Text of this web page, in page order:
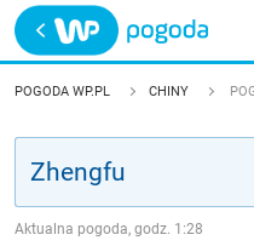
Trwa ładowanie
POLSKA
POGODA WP.PL CHINY
Aktualna pogoda, godz. 1:28